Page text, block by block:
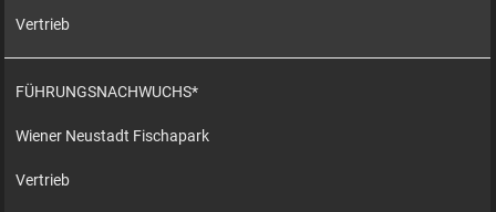
Vertrieb
FÜHRUNGSNACHWUCHS*
Wiener Neustadt Fischapark
Vertrieb